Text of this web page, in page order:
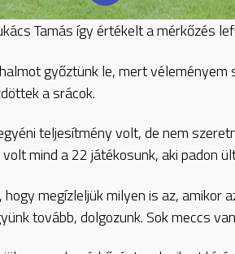
Tamás így értékelt a mérkőzés
győztünk le, mert
a srácok.
teljesítmény volt, de nem
mind a 22 játékosunk, aki padon
megízleljük milyen is az, amikor
tovább, dolgozunk. Sok meccs